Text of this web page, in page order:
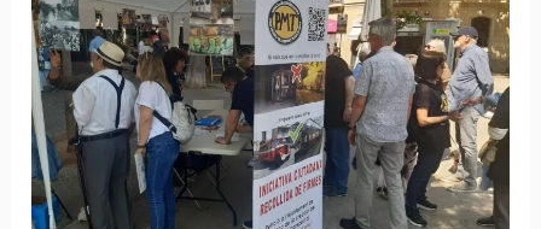
la
iniciativa
ciutadana
per
a
la